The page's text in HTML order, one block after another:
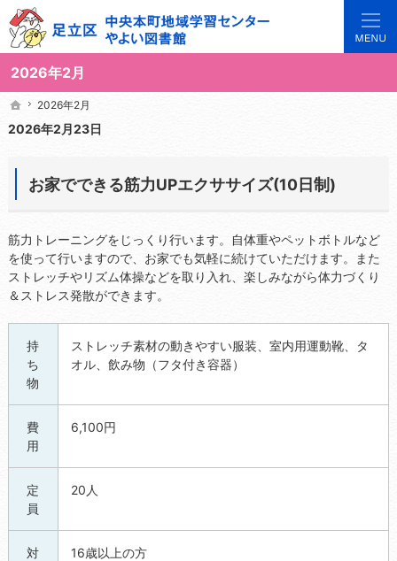
2026年2月
3世代で楽しめる地域のひろば。当サイトでは地域の講座や施設をご案内しています。
足立区中央本町地域学習センターや図書館の総合案内サイト
ホーム
2026年2月
2026年2月23日
お家でできる筋力UPエクササイズ(10日制)
筋力トレーニングをじっくり行います。自体重やペットボトルなど
を使って行いますので、お家でも気軽に続けていただけます。また
ストレッチやリズム体操などを取り入れ、楽しみながら体力づくり
＆ストレス発散ができます。
持
ち
物
ストレッチ素材の動きやすい服装、室内用運動靴、タ
オル、飲み物（フタ付き容器）
費
用
6,100円
定
員
20人
対
16歳以上の方
ホーム
2026年2月